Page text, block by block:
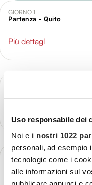
Uso responsabile dei
Noi e i nostri 1022
personali, ad esempio
tecnologie come i
alle informazioni sul
pubblicare annunci e
GIORNO 1
Partenza - Quito
Più dettagli
GIORNO 3
Quito - Baltra (Isole